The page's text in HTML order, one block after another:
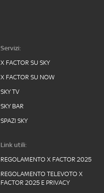
Servizi:
X FACTOR SU SKY
X FACTOR SU NOW
SKY TV
SKY BAR
SPAZI SKY
Link utili:
REGOLAMENTO X FACTOR 2025
REGOLAMENTO TELEVOTO X
FACTOR 2025 E PRIVACY